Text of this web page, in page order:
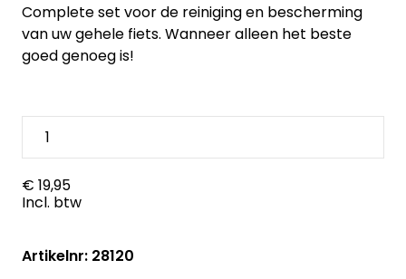
Complete set voor de reiniging en bescherming
van uw gehele fiets. Wanneer alleen het beste
goed genoeg is!
€ 19,95
Incl. btw
Artikelnr: 28120